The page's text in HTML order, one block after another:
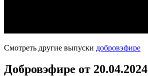
Смотреть другие выпуски добровэфире
Добровэфире от 20.04.2024